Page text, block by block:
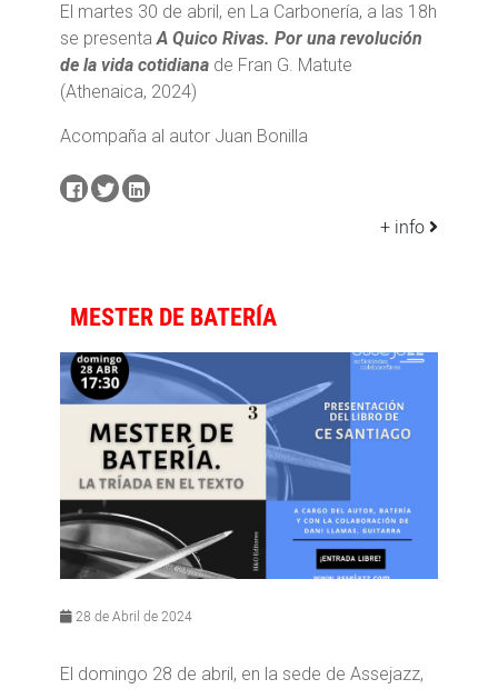
El martes 30 de abril, en La Carbonería, a las 18h
se presentaA Quico Rivas. Por una revolución
de la vida cotidiana de Fran G. Matute
(Athenaica, 2024)
Acompaña al autor Juan Bonilla
+ info
MESTER DE BATERÍA
28 de Abril de 2024
El domingo 28 de abril, en la sede de Assejazz,